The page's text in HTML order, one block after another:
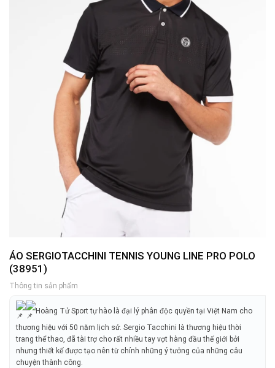
ÁO SERGIOTACCHINI TENNIS YOUNG LINE PRO POLO
(38951)
Thông tin sản phẩm
Hoàng Tử Sport tự hào là đại lý phân độc quyền tại Việt Nam cho
thương hiệu với 50 năm lịch sử. Sergio Tacchini là thương hiệu thời
trang thể thao, đã tài trợ cho rất nhiều tay vợt hàng đầu thế giới bởi
nhưng thiết kế được tạo nên từ chính những ý tưởng của những câu
chuyện thành công.